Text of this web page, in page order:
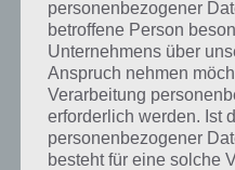
personenbezogener
betroffene Person
Unternehmens über
Anspruch nehmen
Verarbeitung
erforderlich werden. Ist
personenbezogener
besteht für eine solche